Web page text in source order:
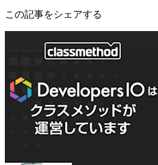
この記事をシェアする